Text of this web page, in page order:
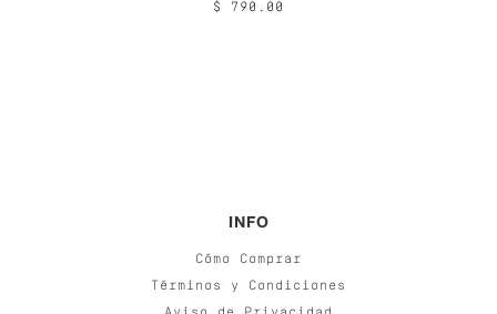
$ 790.00
INFO
Cómo Comprar
Términos y Condiciones